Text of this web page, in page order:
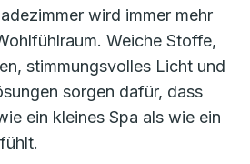
wird immer mehr
Weiche Stoffe,
stimmungsvolles Licht und
sorgen dafür, dass
ein kleines Spa als wie ein